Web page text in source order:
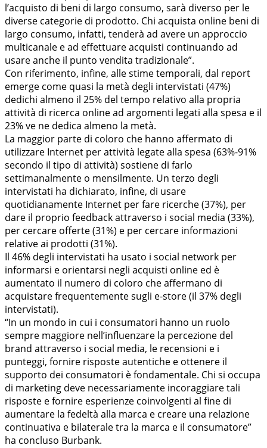
l’acquisto di beni di largo consumo, sarà diverso per le
diverse categorie di prodotto. Chi acquista online beni di
largo consumo, infatti, tenderà ad avere un approccio
multicanale e ad effettuare acquisti continuando ad
usare anche il punto vendita tradizionale”.
Con riferimento, infine, alle stime temporali, dal report
emerge come quasi la metà degli intervistati (47%)
dedichi almeno il 25% del tempo relativo alla propria
attività di ricerca online ad argomenti legati alla spesa e il
23% ve ne dedica almeno la metà.
La maggior parte di coloro che hanno affermato di
utilizzare Internet per attività legate alla spesa (63%-91%
secondo il tipo di attività) sostiene di farlo
settimanalmente o mensilmente. Un terzo degli
intervistati ha dichiarato, infine, di usare
quotidianamente Internet per fare ricerche (37%), per
dare il proprio feedback attraverso i social media (33%),
per cercare offerte (31%) e per cercare informazioni
relative ai prodotti (31%).
Il 46% degli intervistati ha usato i social network per
informarsi e orientarsi negli acquisti online ed è
aumentato il numero di coloro che affermano di
acquistare frequentemente sugli e-store (il 37% degli
intervistati).
“In un mondo in cui i consumatori hanno un ruolo
sempre maggiore nell’influenzare la percezione del
brand attraverso i social media, le recensioni e i
punteggi, fornire risposte autentiche e ottenere il
supporto dei consumatori è fondamentale. Chi si occupa
di marketing deve necessariamente incoraggiare tali
risposte e fornire esperienze coinvolgenti al fine di
aumentare la fedeltà alla marca e creare una relazione
continuativa e bilaterale tra la marca e il consumatore”
ha concluso Burbank.